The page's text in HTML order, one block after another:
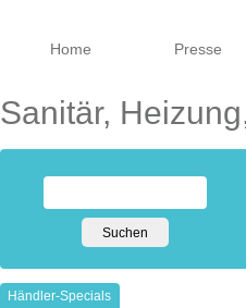
Home Presse
Sanitär,
Händler-Specials